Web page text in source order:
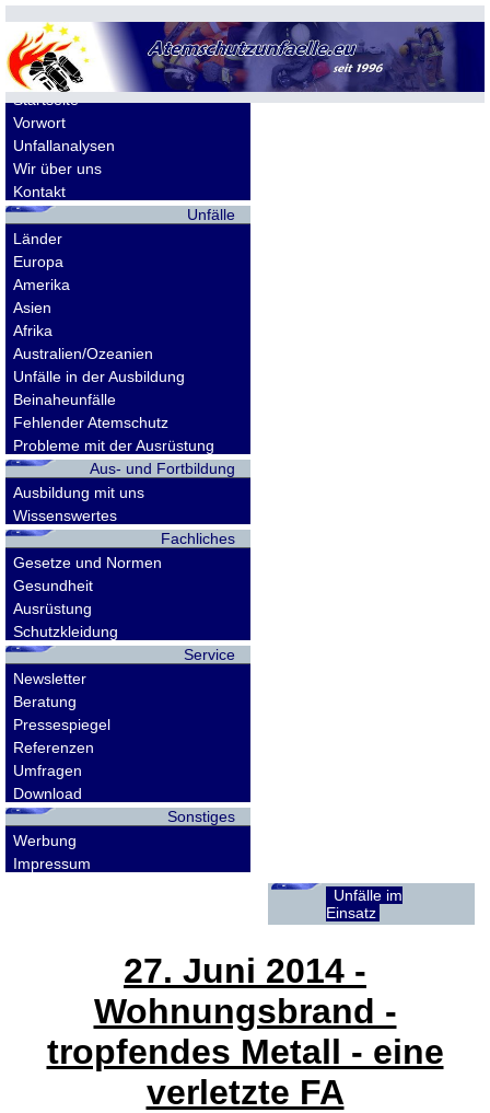
Allgemeines
Startseite
Vorwort
Unfallanalysen
Wir über uns
Kontakt
Unfälle
Länder
Europa
Amerika
Asien
Afrika
Australien/Ozeanien
Unfälle in der Ausbildung
Beinaheunfälle
Fehlender Atemschutz
Probleme mit der Ausrüstung
Aus- und Fortbildung
Ausbildung mit uns
Wissenswertes
Fachliches
Gesetze und Normen
Gesundheit
Ausrüstung
Schutzkleidung
Service
Newsletter
Beratung
Pressespiegel
Referenzen
Umfragen
Download
Sonstiges
Werbung
Impressum
Unfälle im
Einsatz
27. Juni 2014 -
Wohnungsbrand -
tropfendes Metall - eine
verletzte FA